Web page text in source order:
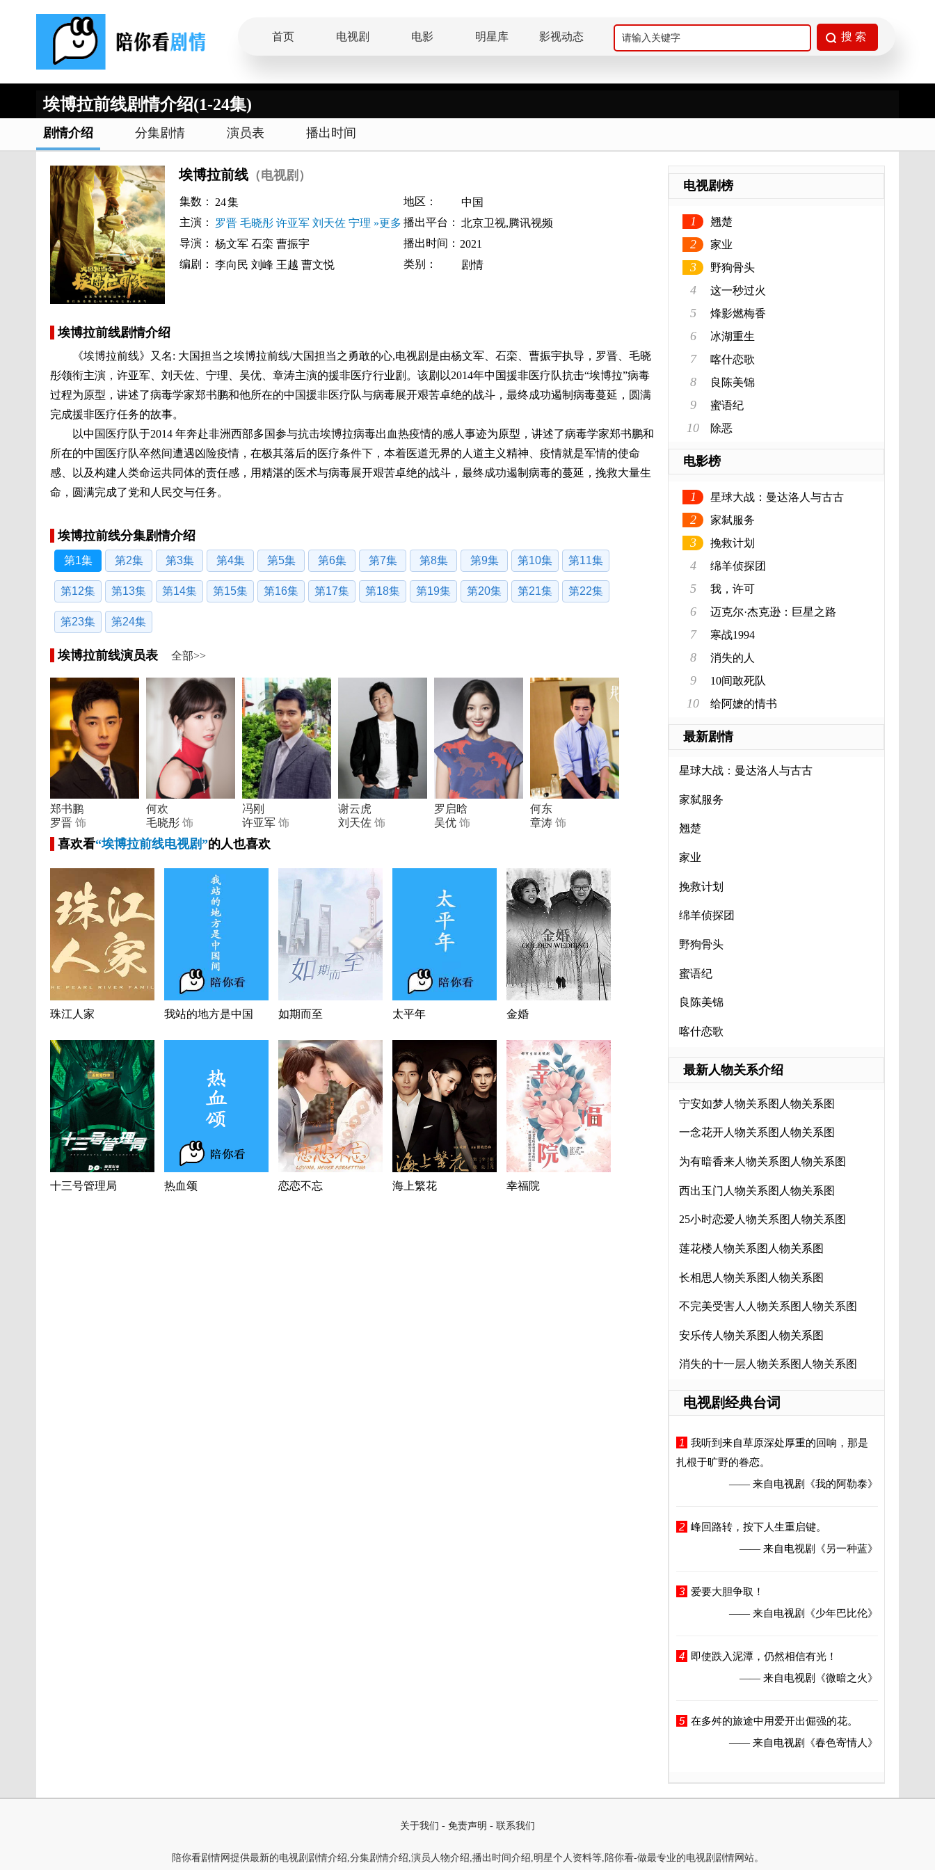
首页 电视剧 电影 明星库 影视动态
埃博拉前线剧情介绍(1-24集)
剧情介绍 分集剧情 演员表 播出时间
埃博拉前线 （电视剧）
集数： 24集 地区：
中国
主演：
罗晋 毛晓彤 许亚军 刘天佐 宁理 »更多 播出平台： 北京卫视,腾讯视频
导演： 杨文军 石栾 曹振宇 播出时间： 2021
编剧： 李向民 刘峰 王越 曹文悦 类别： 剧情
埃博拉前线剧情介绍
《埃博拉前线》又名: 大国担当之埃博拉前线/大国担当之勇敢的心,电视剧是由杨文军、石栾、曹振宇执导，罗晋、毛晓
彤领衔主演，许亚军、刘天佐、宁理、吴优、章涛主演的援非医疗行业剧。该剧以2014年中国援非医疗队抗击“埃博拉”病毒
过程为原型，讲述了病毒学家郑书鹏和他所在的中国援非医疗队与病毒展开艰苦卓绝的战斗，最终成功遏制病毒蔓延，圆满
完成援非医疗任务的故事。
以中国医疗队于2014 年奔赴非洲西部多国参与抗击埃博拉病毒出血热疫情的感人事迹为原型，讲述了病毒学家郑书鹏和
所在的中国医疗队卒然间遭遇凶险疫情，在极其落后的医疗条件下，本着医道无界的人道主义精神、疫情就是军情的使命
感、以及构建人类命运共同体的责任感，用精湛的医术与病毒展开艰苦卓绝的战斗，最终成功遏制病毒的蔓延，挽救大量生
命，圆满完成了党和人民交与任务。
埃博拉前线分集剧情介绍
第1集 第2集 第3集 第4集 第5集 第6集 第7集 第8集 第9集 第10集 第11集
第12集 第13集 第14集 第15集 第16集 第17集 第18集 第19集 第20集 第21集 第22集
第23集 第24集
埃博拉前线演员表 全部>>
郑书鹏
罗晋 饰
何欢
毛晓彤 饰
冯刚
许亚军 饰
谢云虎
刘天佐 饰
罗启晗
吴优 饰
何东
章涛 饰
喜欢看“埃博拉前线电视剧”的人也喜欢
珠江人家 我站的地方是中国 如期而至 太平年 金婚
十三号管理局 热血颂 恋恋不忘 海上繁花 幸福院
电视剧榜
1 翘楚
2 家业
3 野狗骨头
4 这一秒过火
5 烽影燃梅香
6 冰湖重生
7 喀什恋歌
8 良陈美锦
9 蜜语纪
10 除恶
电影榜
1 星球大战：曼达洛人与古古
2 家弑服务
3 挽救计划
4 绵羊侦探团
5 我，许可
6 迈克尔·杰克逊：巨星之路
7 寒战1994
8 消失的人
9 10间敢死队
10 给阿嬷的情书
最新剧情
星球大战：曼达洛人与古古
家弑服务
翘楚
家业
挽救计划
绵羊侦探团
野狗骨头
蜜语纪
良陈美锦
喀什恋歌
最新人物关系介绍
宁安如梦人物关系图人物关系图
一念花开人物关系图人物关系图
为有暗香来人物关系图人物关系图
西出玉门人物关系图人物关系图
25小时恋爱人物关系图人物关系图
莲花楼人物关系图人物关系图
长相思人物关系图人物关系图
不完美受害人人物关系图人物关系图
安乐传人物关系图人物关系图
消失的十一层人物关系图人物关系图
电视剧经典台词
1
我听到来自草原深处厚重的回响，那是
扎根于旷野的眷恋。
—— 来自电视剧
《我的阿勒泰》
2 峰回路转，按下人生重启键。
—— 来自电视剧
《另一种蓝》
3
爱要大胆争取！
—— 来自电视剧
《少年巴比伦》
4
即使跌入泥潭，仍然相信有光！
—— 来自电视剧
《微暗之火》
5 在多舛的旅途中用爱开出倔强的花。
—— 来自电视剧
《春色寄情人》
关于我们 - 免责声明 - 联系我们
陪你看剧情网提供最新的电视剧剧情介绍,分集剧情介绍,演员人物介绍,播出时间介绍,明星个人资料等,陪你看-做最专业的电视剧剧情网站。